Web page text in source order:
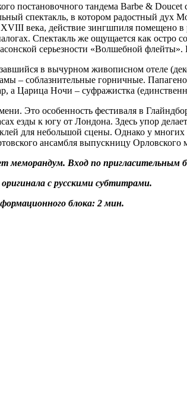
постановочного тандема Barbe &
спектакль, в котором радостный дух
XVIII века, действие зингшпиля
Спектакль же ощущается как
серьезности «Волшебной флейты».
в вычурном живописном отеле
– соблазнительные горничные.
а Царица Ночи – суфражистка
Это особенность фестиваля в
езды к югу от Лондона. Здесь упор
для небольшой сцены. Однако у
ансамбля выпускницу
меморандум. Вход по пригласительным
с русскими субтитрами.
блока: 2 мин.